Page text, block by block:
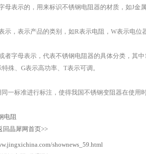
母表示的，用来标识不锈钢电阻器的材质，如J金
示，表示产品的类别，如R表示电阻，W表示电位
者字母表示，代表不锈钢电阻器的具体分类，其
殊、G表示高功率、T表示可调。
一标准进行标注，使得我国不锈钢变阻器在使用
电阻
回晶犀网首页>>
shownews_59.html